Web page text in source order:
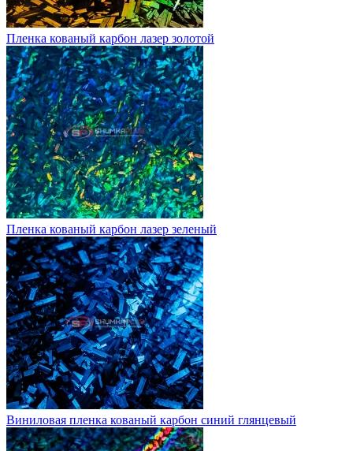
Пленка кованый карбон лазер золотой
Пленка кованый карбон лазер зеленый
Виниловая пленка кованый карбон синий глянцевый